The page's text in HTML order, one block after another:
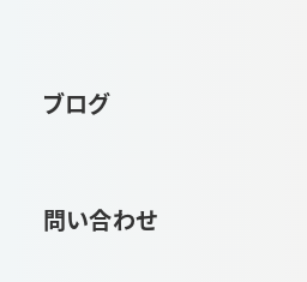
ブログ
問い合わせ